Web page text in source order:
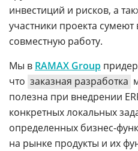
инвестиций и рисков, а
участники проекта
совместную работу.
Мы в RAMAX Group
что заказная разработка
полезна при внедрении
конкретных локальных
определенных бизнес-
на рынке продукты и их